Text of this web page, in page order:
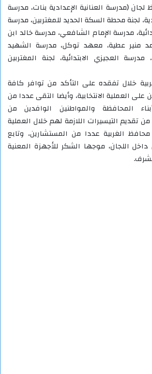
(مدرسة العنانية الإعدادية بنات، مدرسة
لجنة محطة السكة الحديد للمغتربين، مدرسة
مدرسة الإمام الشافعي، مدرسة خالد ابن
منير عطية، معهد توكل، مدرسة الشهيد
العجيزي الابتدائية، لجنة المغتربين
خلال تفقده على التأكد من توافر كافة
على العملية الانتخابية، وأيضا التقى عددا من
المحافظة والمواطنين الوافدين من
تقديم التيسيرات اللازمة لهم خلال العملية
محافظ الغربية عددا من المستشارين، وتابع
اللجان، موجها الشكر للأجهزة المعنية